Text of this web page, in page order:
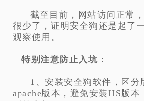
截至目前，网站访问正常
很少了，证明安全狗还是起了
观察使用。
特别注意防止入坑：
1、安装安全狗软件，区分
apache版本，避免安装IIS版本